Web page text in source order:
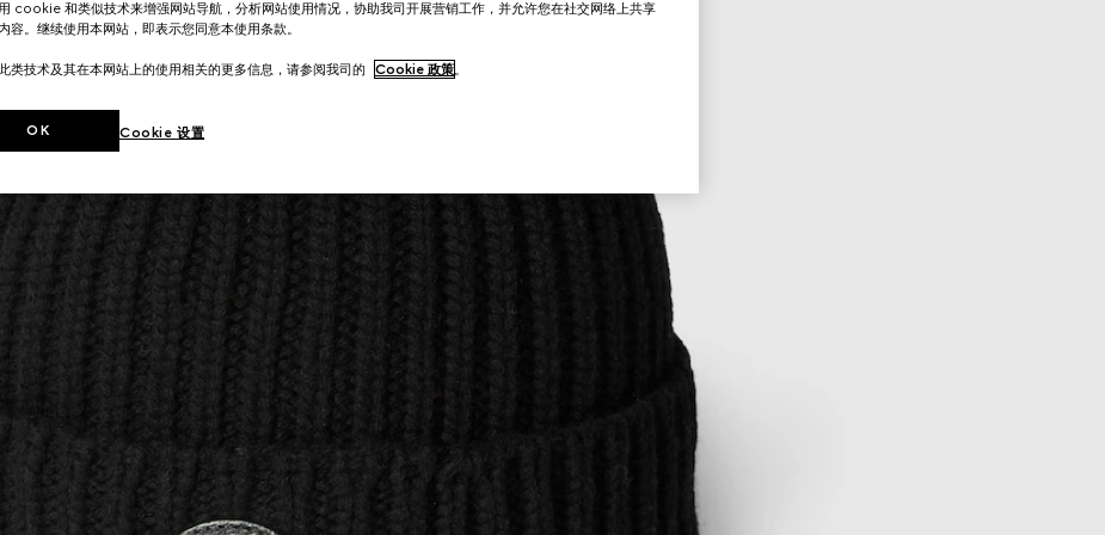
cookie 和类似技术来增强网站导航，分析网站使用情况，协助我司开展营销工作，并允许您在社交网络上共享
容。继续使用本网站，即表示您同意本使用条款。
类技术及其在本网站上的使用相关的更多信息，请参阅我司的 Cookie 政策。
Cookie 设置
OK